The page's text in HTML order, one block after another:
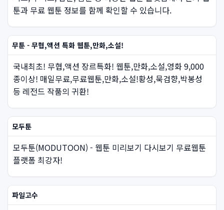
툰과 무료 웹툰 정보를 함께 확인할 수 있습니다.
무툰 - 무협,액션 특화 웹툰,만화,소설!
국내최초! 무협,액션 장르특화! 웹툰,만화,소설,영화 9,000
종이상! 매일무료,무료웹툰,만화,소설!황성,묵검향,박봉성
등 레전드 작품의 귀환!
모두툰
모두툰(MODUTOON) - 웹툰 미리보기 다시보기 무료웹툰
플랫폼 최강자!
파일고수